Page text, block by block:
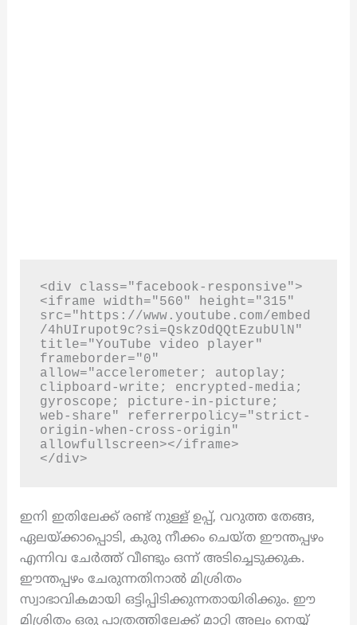
<div class="facebook-responsive">
<iframe width="560" height="315"
src="https://www.youtube.com/embed
/4hUIrupot9c?si=QskzOdQQtEzubUlN"
title="YouTube video player"
frameborder="0"
allow="accelerometer; autoplay;
clipboard-write; encrypted-media;
gyroscope; picture-in-picture;
web-share" referrerpolicy="strict-
origin-when-cross-origin"
allowfullscreen></iframe>
</div>
ഇനി ഇതിലേക്ക് രണ്ട് നുള്ള് ഉപ്പ്, വറുത്ത തേങ്ങ,
ഏലയ്ക്കാപ്പൊടി, കുരു നീക്കം ചെയ്ത ഈന്തപ്പഴം
എന്നിവ ചേർത്ത് വീണ്ടും ഒന്ന് അടിച്ചെടുക്കുക.
ഈന്തപ്പഴം ചേരുന്നതിനാൽ മിശ്രിതം
സ്വാഭാവികമായി ഒട്ടിപ്പിടിക്കുന്നതായിരിക്കും. ഈ
മിശ്രിതം ഒരു പാത്രത്തിലേക്ക് മാറ്റി അല്പം നെയ്യ്